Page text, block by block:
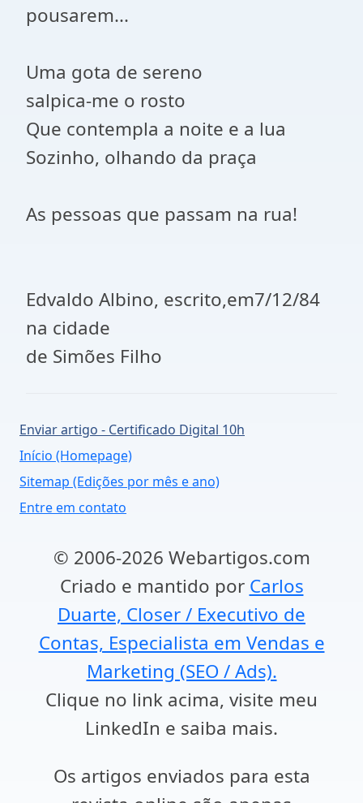
pousarem...
Uma gota de sereno
salpica-me o rosto
Que contempla a noite e a lua
Sozinho, olhando da praça
As pessoas que passam na rua!
Edvaldo Albino, escrito,em7/12/84
na cidade
de Simões Filho
Enviar artigo - Certificado Digital 10h
Início (Homepage)
Sitemap (Edições por mês e ano)
Entre em contato
© 2006-2026 Webartigos.com
Criado e mantido por Carlos
Duarte, Closer / Executivo de
Contas, Especialista em Vendas e
Marketing (SEO / Ads).
Clique no link acima, visite meu
LinkedIn e saiba mais.
Os artigos enviados para esta